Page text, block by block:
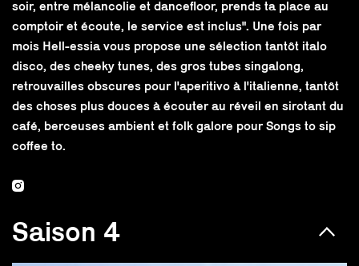
soir, entre mélancolie et dancefloor, prends ta place au
comptoir et écoute, le service est inclus". Une fois par
mois Hell-essia vous propose une sélection tantôt italo
disco, des cheeky tunes, des gros tubes singalong,
retrouvailles obscures pour l'aperitivo à l'italienne, tantôt
des choses plus douces à écouter au réveil en sirotant du
café, berceuses ambient et folk galore pour Songs to sip
coffee to.
Saison 4